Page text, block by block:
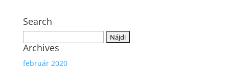
Search
Archives
február 2020